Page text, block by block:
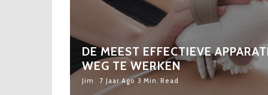
DE MEEST EFFECTIEVE
WEG TE WERKEN
Jim 7 Jaar Ago 3 Min. Read